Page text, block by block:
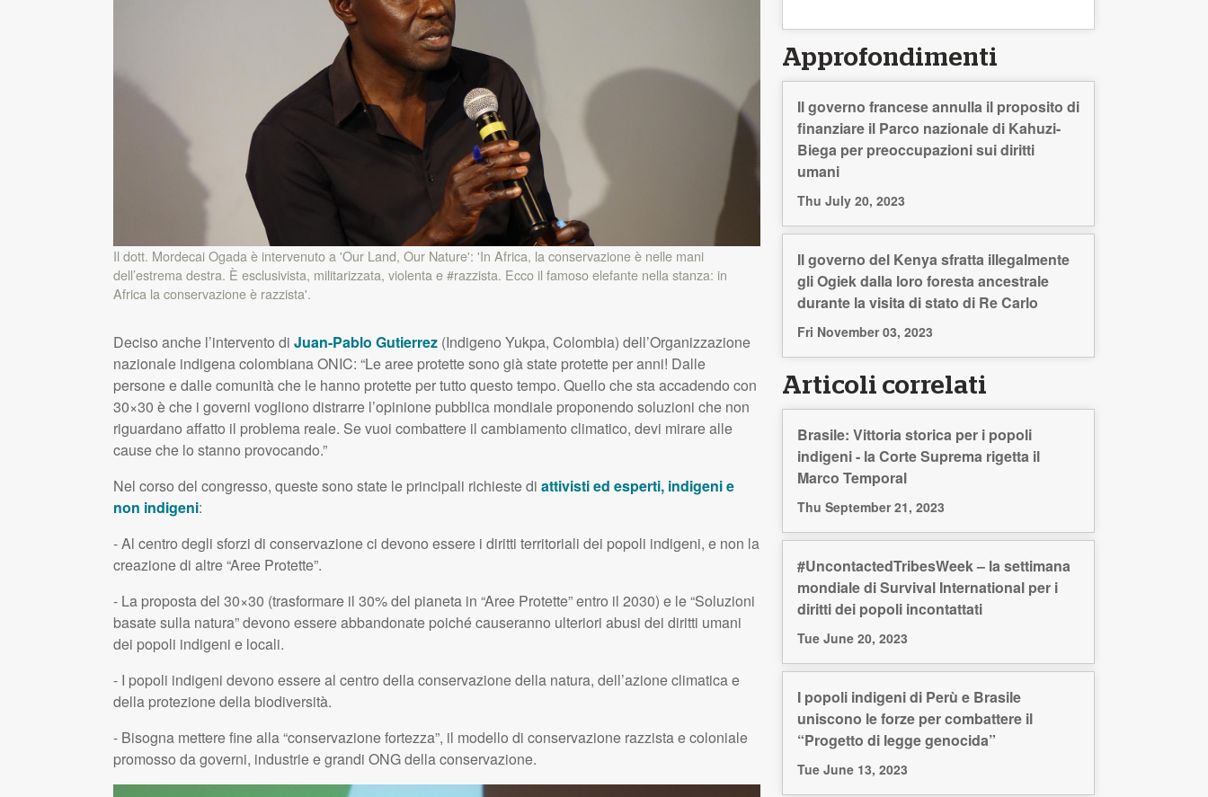
Il dott. Mordecai Ogada è intervenuto a 'Our Land, Our Nature': 'In Africa, la conservazione è nelle mani
dell’estrema destra. È esclusivista, militarizzata, violenta e #razzista. Ecco il famoso elefante nella stanza: in
Africa la conservazione è razzista'.
Deciso anche l’intervento di Juan-Pablo Gutierrez(Indigeno Yukpa, Colombia) dell’Organizzazione
nazionale indigena colombianaONIC: “Le aree protette sono già state protette per anni! Dalle
persone e dalle comunità che le hanno protette per tutto questo tempo. Quello che sta accadendo con
30×30 è che i governi vogliono distrarre l’opinione pubblica mondiale proponendo soluzioni che non
riguardano affatto il problema reale. Se vuoi combattere il cambiamento climatico, devi mirare alle
cause che lo stanno provocando.”
Nel corso del congresso, queste sono state le principali richieste di attivisti ed esperti, indigeni e
non indigeni:
- Al centro degli sforzi di conservazione ci devono essere i diritti territoriali dei popoli indigeni, e non la
creazione di altre “Aree Protette”.
- La proposta del 30×30 (trasformare il 30% del pianeta in “Aree Protette” entro il 2030) e le “Soluzioni
basate sulla natura” devono essere abbandonate poiché causeranno ulteriori abusi dei diritti umani
dei popoli indigeni e locali.
- I popoli indigeni devono essere al centro della conservazione della natura, dell’azione climatica e
della protezione della biodiversità.
- Bisogna mettere fine alla “conservazione fortezza”, il modello di conservazione razzista e coloniale
promosso da governi, industrie e grandi ONGdella conservazione.
Approfondimenti
Il governo francese annulla il proposito di
finanziare il Parco nazionale di Kahuzi-
Biega per preoccupazioni sui diritti
umani
Thu July 20, 2023
Il governo del Kenya sfratta illegalmente
gli Ogiek dalla loro foresta ancestrale
durante la visita di stato di Re Carlo
Fri November 03, 2023
Articoli correlati
Brasile: Vittoria storica per i popoli
indigeni - la Corte Suprema rigetta il
Marco Temporal
Thu September 21, 2023
#UncontactedTribesWeek – la settimana
mondiale di Survival International per i
diritti dei popoli incontattati
Tue June 20, 2023
I popoli indigeni di Perù e Brasile
uniscono le forze per combattere il
“Progetto di legge genocida”
Tue June 13, 2023